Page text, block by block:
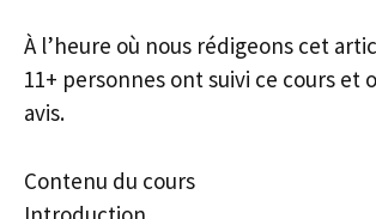
À l’heure où nous rédigeons cet
11+ personnes ont suivi ce cours et
avis.
Contenu du cours